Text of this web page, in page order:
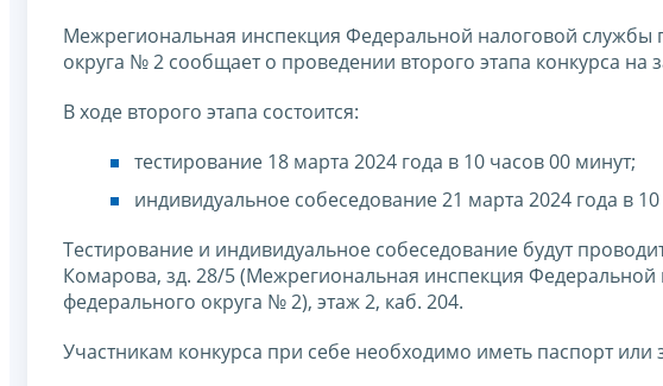
Межрегиональная инспекция Федеральной налоговой службы
округа № 2 сообщает о проведении второго этапа конкурса
В ходе второго этапа состоится:
тестирование 18 марта 2024 года в 10 часов 00 минут;
индивидуальное собеседование 21 марта 2024 года в
Тестирование и индивидуальное собеседование будут
Комарова, зд. 28/5 (Межрегиональная инспекция
федерального округа № 2), этаж 2, каб. 204.
Участникам конкурса при себе необходимо иметь паспорт